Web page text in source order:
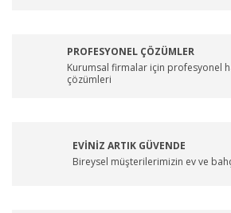
PROFESYONEL ÇÖZÜMLER
Kurumsal firmalar için profesyonel
çözümleri
EVİNİZ ARTIK GÜVENDE
Bireysel müşterilerimizin ev ve